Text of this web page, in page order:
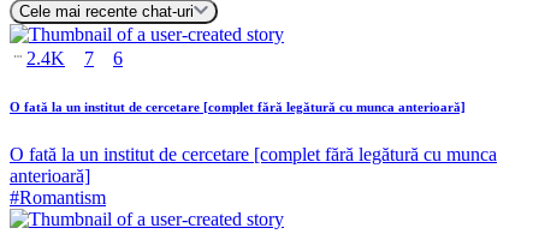
Cele mai recente chat-uri
2.4K 7 6
O fată la un institut de cercetare [complet fără legătură cu munca anterioară]
O fată la un institut de cercetare [complet fără legătură cu munca
anterioară]
#Romantism